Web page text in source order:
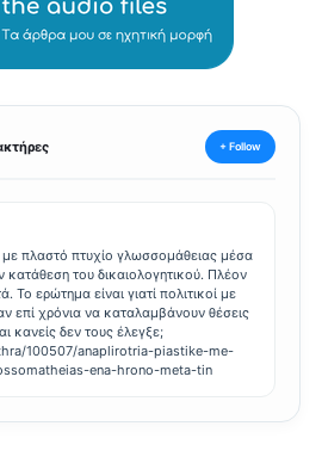
+ Follow
πλαστό πτυχίο γλωσσομάθειας μέσα
κατάθεση του δικαιολογητικού. Πλέον
Το ερώτημα είναι γιατί πολιτικοί με
επί χρόνια να καταλαμβάνουν θέσεις
κανείς δεν τους έλεγξε;
100507/anaplirotria-piastike-me-
ena-hrono-meta-tin